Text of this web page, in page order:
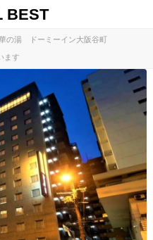
BEST
の湯 ドーミーイン大阪谷町
ます